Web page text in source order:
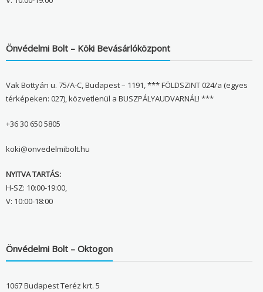
Önvédelmi Bolt – Köki Bevásárlóközpont
Vak Bottyán u. 75/A-C, Budapest – 1191, *** FÖLDSZINT 024/a (egyes
térképeken: 027), közvetlenül a BUSZPÁLYAUDVARNÁL! ***
+36 30 650 5805
koki@onvedelmibolt.hu
NYITVA TARTÁS:
H-SZ: 10:00-19:00,
V: 10:00-18:00
Önvédelmi Bolt – Oktogon
1067 Budapest Teréz krt. 5